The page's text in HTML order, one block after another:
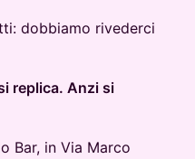
dobbiamo rivederci
replica. Anzi si
Bar, in Via Marco